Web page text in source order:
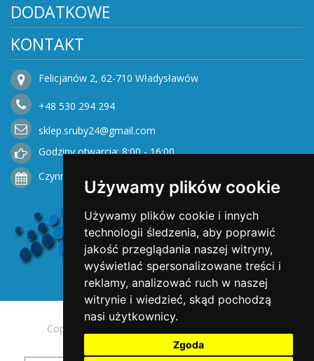
Używamy plików cookie
Używamy plików cookie i innych
technologii śledzenia, aby poprawić
jakość przeglądania naszej witryny,
wyświetlać spersonalizowane treści i
reklamy, analizować ruch w naszej
witrynie i wiedzieć, skąd pochodzą
nasi użytkownicy.
Zgoda
DODATKOWE
KONTAKT
Felicjanów 2, 62-710 Władysławów
+48 530 294 294
sklep.sruby24@gmail.com
Godziny otwarcia: 8:00 - 16:00
Czynne od Poniedziałku do Piątku
Copyright © 2025 Opengreen. All rights reserved.